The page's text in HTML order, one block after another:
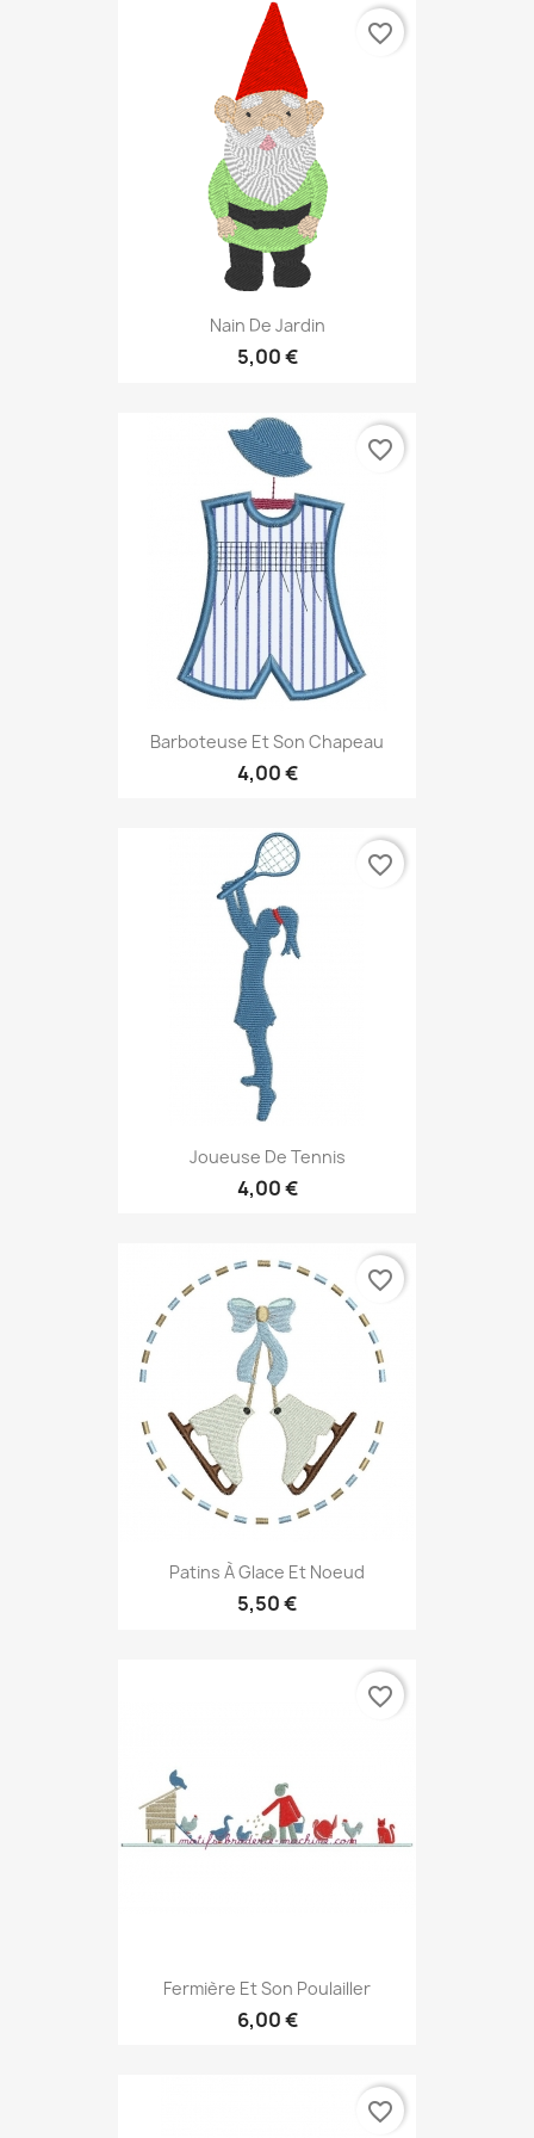
Nain De Jardin
5,00 €
favorite_border
Barboteuse Et Son Chapeau
4,00 €
favorite_border
Joueuse De Tennis
4,00 €
favorite_border
Patins À Glace Et Noeud
5,50 €
favorite_border
Fermière Et Son Poulailler
6,00 €
favorite_border
favorite_border